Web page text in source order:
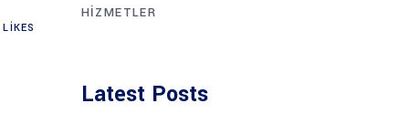
LIKES
HIZMETLER
Latest Posts